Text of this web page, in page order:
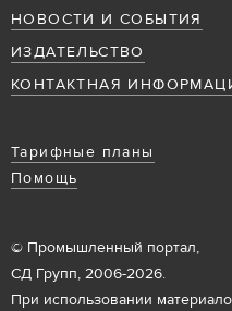
НОВОСТИ И СОБЫТИЯ
ИЗДАТЕЛЬСТВО
КОНТАКТНАЯ
Тарифные планы
Помощь
© Промышленный портал,
СД Групп, 2006-2026.
При использовании